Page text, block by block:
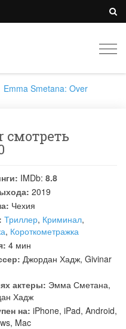
Emma Smetana: Over
смотреть
IMDb: 8.8
2019
Чехия
Триллер, Криминал,
, Короткометражка
4 мин
Джордан Хадж, Givinar
актеры: Эмма Сметана,
Хадж
на: iPhone, iPad, Android,
Mac